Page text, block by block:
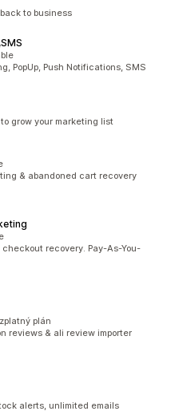
to business
PopUp, Push Notifications, SMS
grow your marketing list
& abandoned cart recovery
recovery. Pay-As-You-
plán
reviews & ali review importer
alerts, unlimited emails